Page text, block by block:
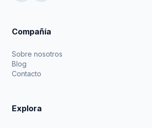
Compañía
Sobre nosotros
Blog
Contacto
Explora